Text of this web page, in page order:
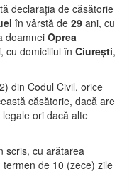
declarația de căsătorie
în vârstă de 29 ani, cu
doamneiOprea
cu domiciliul în Ciurești,
din Codul Civil, orice
căsătorie, dacă are
ori dacă alte
scris, cu arătarea
de 10 (zece) zile